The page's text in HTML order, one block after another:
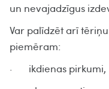
un nevajadzīgus
Var palīdzēt arī
piemēram:
· ikdienas pirkumi,